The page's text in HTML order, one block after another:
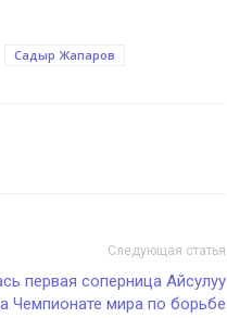
Садыр Жапаров
Следующая статья
первая соперница Айсулуу
Чемпионате мира по борьбе